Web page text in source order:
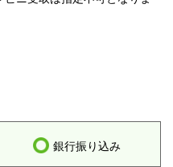
銀行振り込み